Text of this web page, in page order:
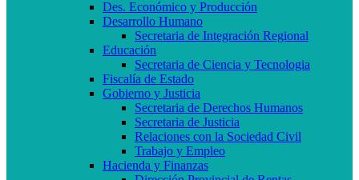
Des. Económico y Producción
Desarrollo Humano
Secretaria de Integración Regional
Educación
Secretaria de Ciencia y Tecnologia
Fiscalía de Estado
Gobierno y Justicia
Secretaria de Derechos Humanos
Secretaria de Justicia
Relaciones con la Sociedad Civil
Trabajo y Empleo
Hacienda y Finanzas